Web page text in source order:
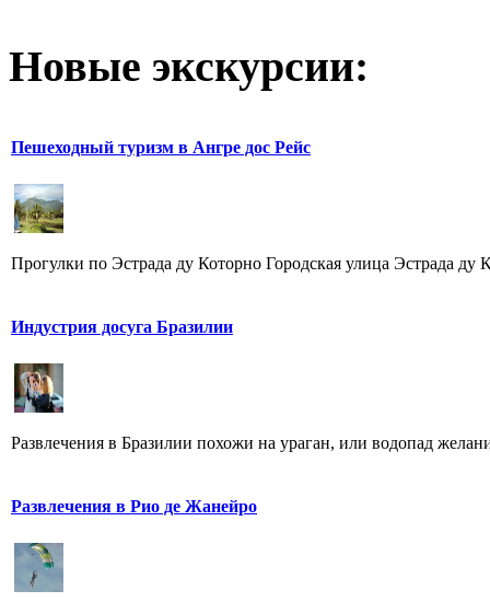
Новые экскурсии:
Пешеходный туризм в Ангрe дос Рейс
Прогулки по Эстрада ду Которно Городская улица Эстрада
Индустрия досуга Бразилии
Развлечения в Бразилии похожи на ураган, или водопад
Развлечения в Рио де Жанейро